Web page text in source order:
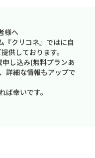
様へ
『クリコネ』ではに自
供しております。
申し込み(無料プランあ
詳細な情報もアップで
ば幸いです。